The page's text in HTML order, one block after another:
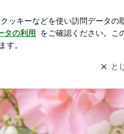
相談所 グランディール
新規登録 ログイン